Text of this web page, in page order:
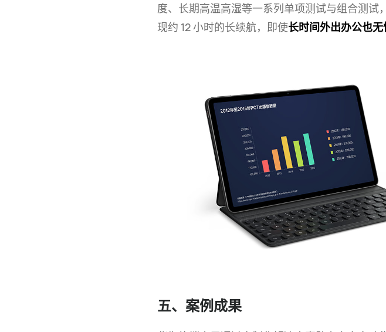
度、长期高温高湿等一系列单项测试与组合测试，
现约 12 小时的长续航，即使长时间外出办公也
五、案例成果